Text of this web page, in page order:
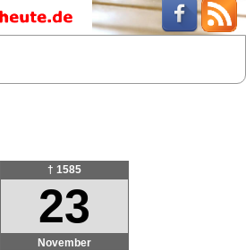
† 1585
23
November